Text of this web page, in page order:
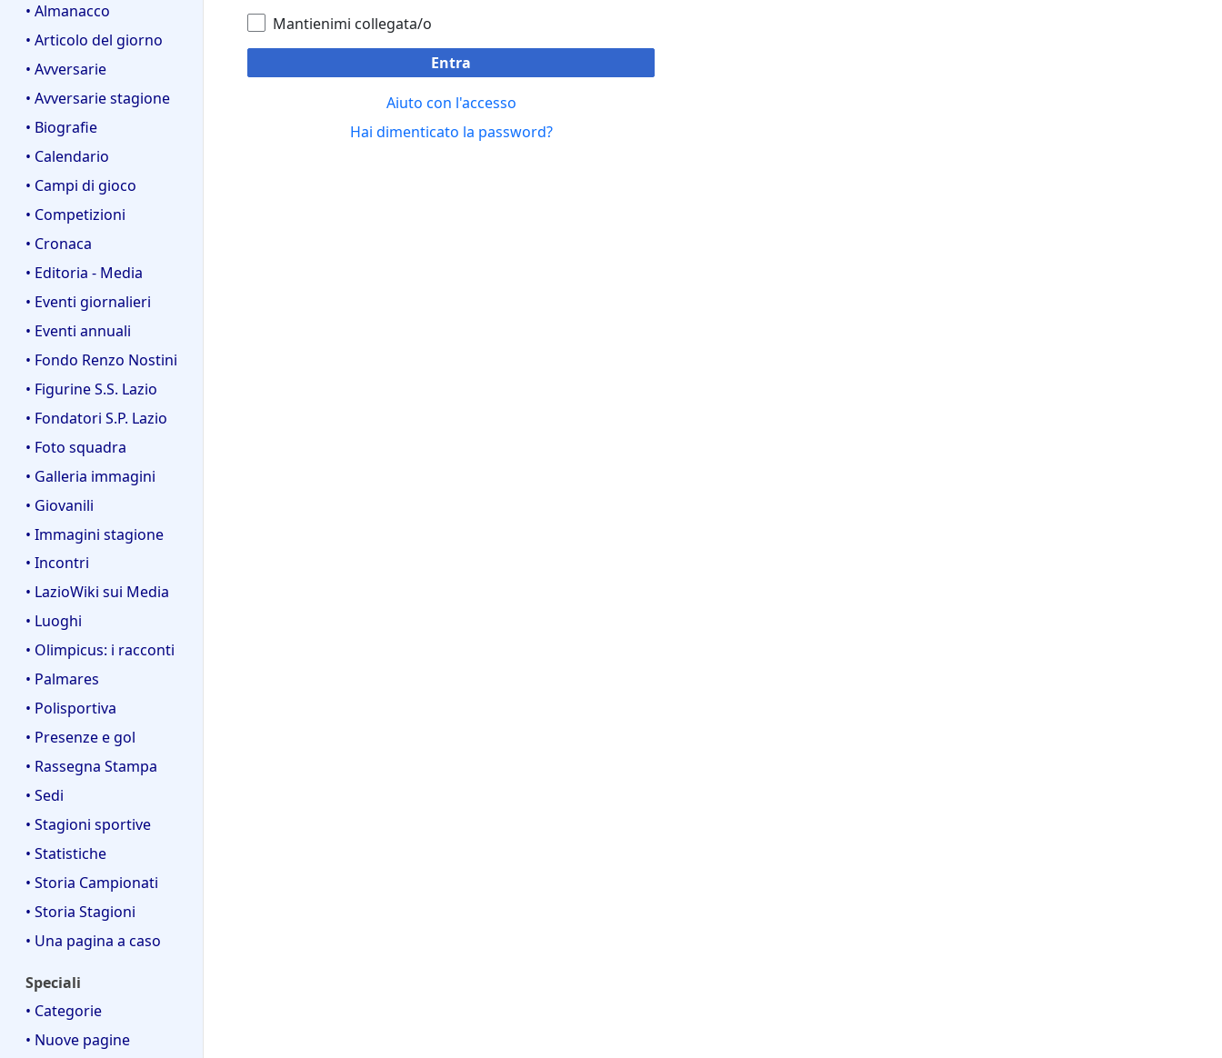
• Almanacco
• Articolo del giorno
• Avversarie
• Avversarie stagione
• Biografie
• Calendario
• Campi di gioco
• Competizioni
• Cronaca
• Editoria - Media
• Eventi giornalieri
• Eventi annuali
• Fondo Renzo Nostini
• Figurine S.S. Lazio
• Fondatori S.P. Lazio
• Foto squadra
• Galleria immagini
• Giovanili
• Immagini stagione
• Incontri
• LazioWiki sui Media
• Luoghi
• Olimpicus: i racconti
• Palmares
• Polisportiva
• Presenze e gol
• Rassegna Stampa
• Sedi
• Stagioni sportive
• Statistiche
• Storia Campionati
• Storia Stagioni
• Una pagina a caso
Speciali
• Categorie
• Nuove pagine
Mantienimi collegata/o
Entra
Aiuto con l'accesso
Hai dimenticato la password?